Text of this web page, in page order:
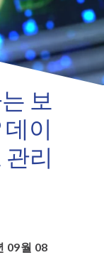
보
이
리
09월 08